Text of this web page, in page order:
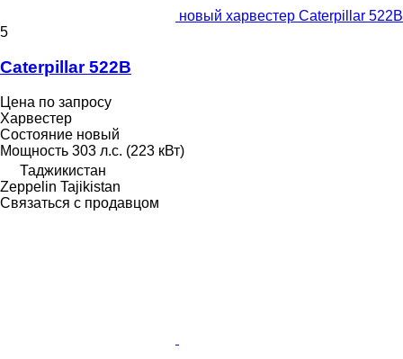
новый харвестер Caterpillar 522B
5
Caterpillar 522B
Цена по запросу
Харвестер
Состояние новый
Мощность 303 л.с. (223 кВт)
Таджикистан
Zeppelin Tajikistan
Связаться с продавцом